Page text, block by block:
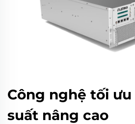
Công nghệ tối
suất nâng cao